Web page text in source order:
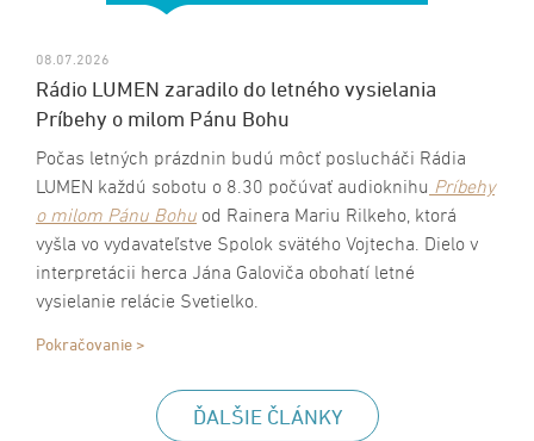
08.07.2026
Rádio LUMEN zaradilo do letného vysielania
Príbehy o milom Pánu Bohu
Počas letných prázdnin budú môcť poslucháči Rádia
LUMEN každú sobotu o 8.30 počúvať audioknihu Príbehy
o milom Pánu Bohu od Rainera Mariu Rilkeho, ktorá
vyšla vo vydavateľstve Spolok svätého Vojtecha. Dielo v
interpretácii herca Jána Galoviča obohatí letné
vysielanie relácie Svetielko.
Pokračovanie >
ĎALŠIE ČLÁNKY